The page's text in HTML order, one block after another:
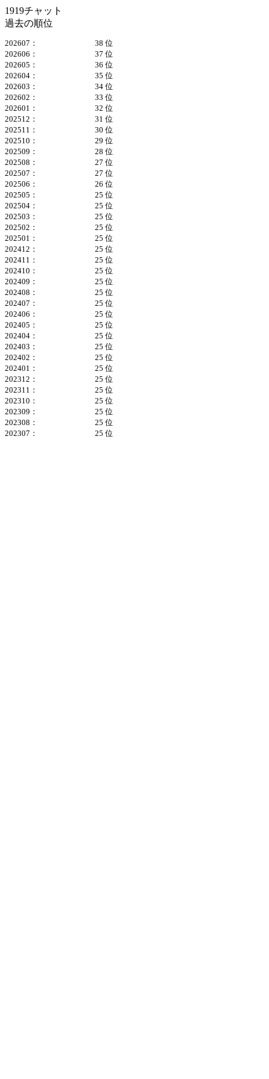
1919チャット
過去の順位
202607：
38 位
202606：
37 位
202605：
36 位
202604：
35 位
202603：
34 位
202602：
33 位
202601：
32 位
202512：
31 位
202511：
30 位
202510：
29 位
202509：
28 位
202508：
27 位
202507：
27 位
202506：
26 位
202505：
25 位
202504：
25 位
202503：
25 位
202502：
25 位
202501：
25 位
202412：
25 位
202411：
25 位
202410：
25 位
202409：
25 位
202408：
25 位
202407：
25 位
202406：
25 位
202405：
25 位
202404：
25 位
202403：
25 位
202402：
25 位
202401：
25 位
202312：
25 位
202311：
25 位
202310：
25 位
202309：
25 位
202308：
25 位
202307：
25 位